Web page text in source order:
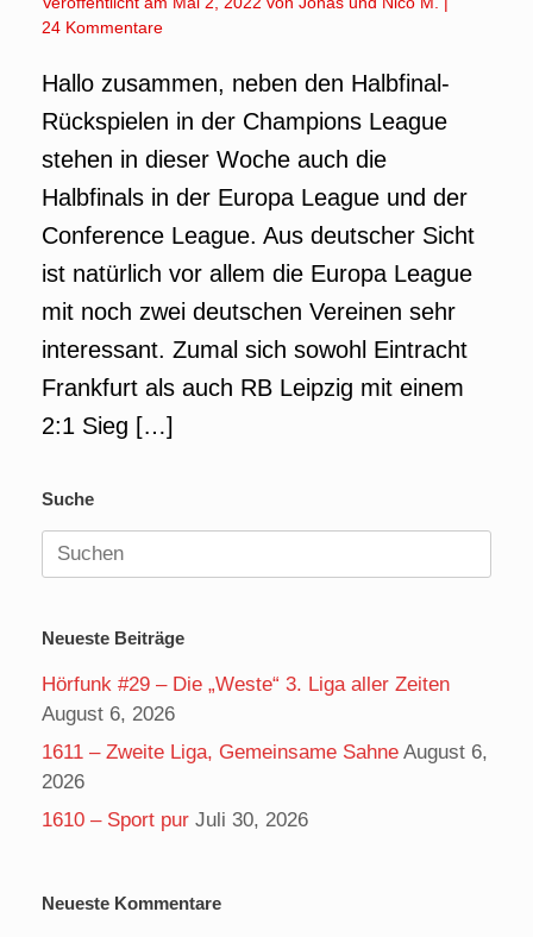
24 Kommentare
Hallo zusammen, neben den Halbfinal-
Rückspielen in der Champions League
stehen in dieser Woche auch die
Halbfinals in der Europa League und der
Conference League. Aus deutscher Sicht
ist natürlich vor allem die Europa League
mit noch zwei deutschen Vereinen sehr
interessant. Zumal sich sowohl Eintracht
Frankfurt als auch RB Leipzig mit einem
2:1 Sieg […]
Suche
Suchen
nach:
Neueste Beiträge
Hörfunk #29 – Die „Weste“ 3. Liga aller Zeiten
August 6, 2026
1611 – Zweite Liga, Gemeinsame Sahne August 6,
2026
1610 – Sport pur Juli 30, 2026
Neueste Kommentare